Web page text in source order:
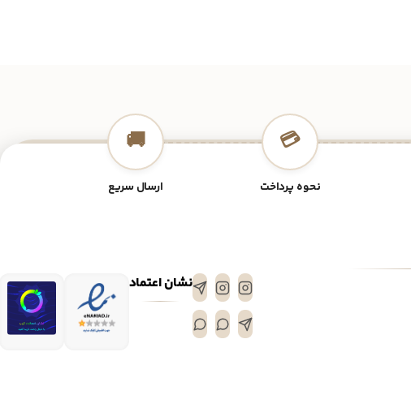
💳
نحوه پرداخت
🚚
ارسال سریع
نشان اعتماد